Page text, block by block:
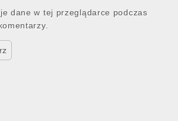
dane w tej przeglądarce podczas